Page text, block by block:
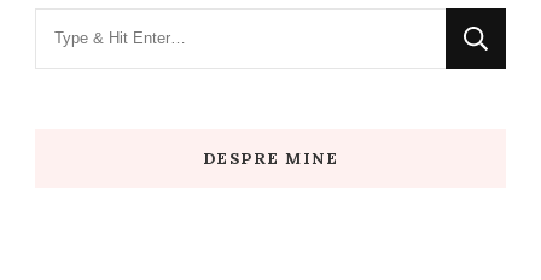
DESPRE MINE